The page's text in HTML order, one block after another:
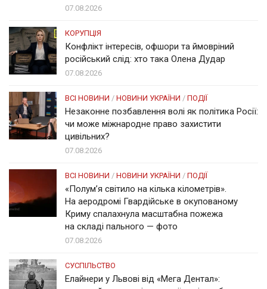
07.08.2026
КОРУПЦІЯ
Конфлікт інтересів, офшори та ймовріний
російський слід: хто така Олена Дудар
07.08.2026
ВСІ НОВИНИ / НОВИНИ УКРАЇНИ / ПОДІЇ
Незаконне позбавлення волі як політика Росії:
чи може міжнародне право захистити
цивільних?
07.08.2026
ВСІ НОВИНИ / НОВИНИ УКРАЇНИ / ПОДІЇ
«Полум’я світило на кілька кілометрів».
На аеродромі Гвардійське в окупованому
Криму спалахнула масштабна пожежа
на складі пального — фото
07.08.2026
СУСПІЛЬСТВО
Елайнери у Львові від «Мега Дентал»: